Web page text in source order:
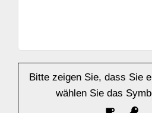
Bitte zeigen Sie, dass Sie
wählen Sie das